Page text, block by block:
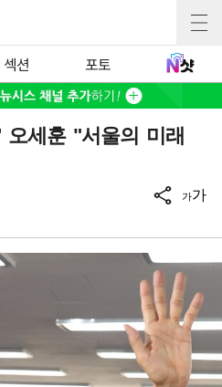
섹션 포토
세훈 "서울의 미래
가가